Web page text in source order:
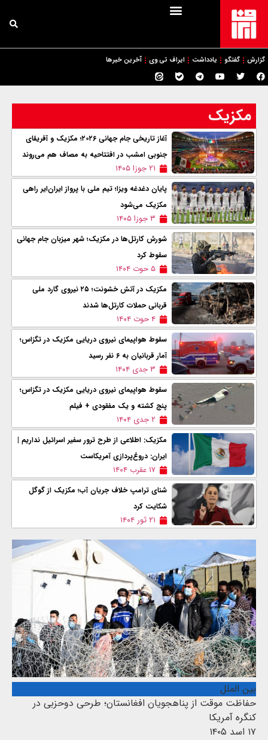
گزارش گفتگو یادداشت ایراف تی وی آخرین خبرها
مکزیک
آغاز تاریخی جام جهانی ۲۰۲۶؛ مکزیک و آفریقای
جنوبی امشب در افتتاحیه به مصاف هم می‌روند
۲۱ جوزا ۱۴۰۵
پایان دغدغه ویزا؛ تیم ملی با پرواز ایران‌ایر راهی
مکزیک می‌شود
۳ جوزا ۱۴۰۵
شورش کارتل‌ها در مکزیک؛ شهر میزبان جام جهانی
سقوط کرد
۵ حوت ۱۴۰۴
مکزیک در آتش خشونت؛ ۲۵ نیروی گارد ملی
قربانی حملات کارتل‌ها شدند
۴ حوت ۱۴۰۴
سقوط هواپیمای نیروی دریایی مکزیک در تگزاس؛
آمار قربانیان به ۶ نفر رسید
۳ جدی ۱۴۰۴
سقوط هواپیمای نیروی دریایی مکزیک در تگزاس؛
پنج کشته و یک مفقودی + فیلم
۲ جدی ۱۴۰۴
مکزیک: اطلاعی از طرح ترور سفیر اسرائیل نداریم |
ایران: دروغ‌پردازی آمریکاست
۱۷ عقرب ۱۴۰۴
شنای ترامپ خلاف جریان آب؛ مکزیک از گوگل
شکایت کرد
۲۱ ثور ۱۴۰۴
بین الملل
حفاظت موقت از پناهجویان افغانستان؛ طرحی دوحزبی در
کنگره آمریکا
۱۷ اسد ۱۴۰۵